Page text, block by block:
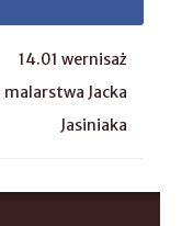
14.01 wernisaż
malarstwa Jacka
Jasiniaka